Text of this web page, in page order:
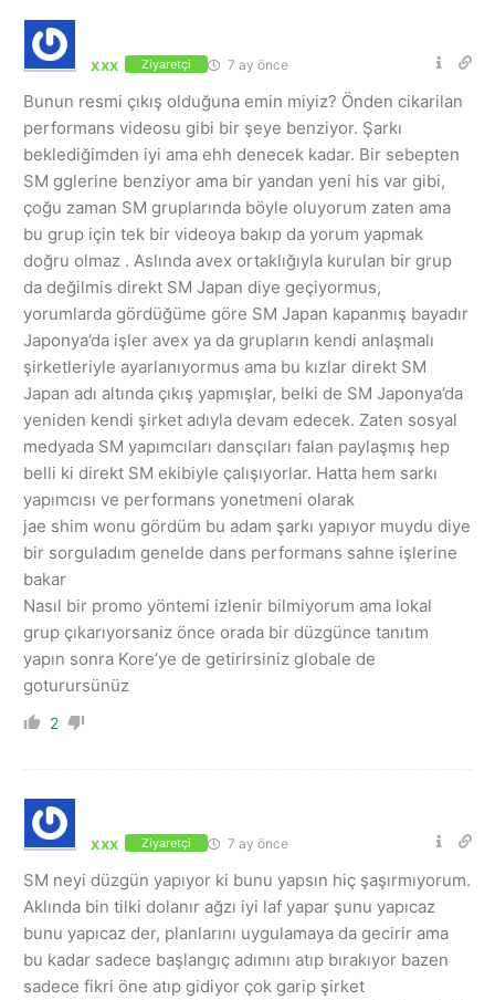
xxx Ziyaretçi 7 ay önce
Bunun resmi çıkış olduğuna emin miyiz? Önden cikarilan
performans videosu gibi bir şeye benziyor. Şarkı
beklediğimden iyi ama ehh denecek kadar. Bir sebepten
SM gglerine benziyor ama bir yandan yeni his var gibi,
çoğu zaman SM gruplarında böyle oluyorum zaten ama
bu grup için tek bir videoya bakıp da yorum yapmak
doğru olmaz . Aslında avex ortaklığıyla kurulan bir grup
da değilmis direkt SM Japan diye geçiyormus,
yorumlarda gördüğüme göre SM Japan kapanmış bayadır
Japonya’da işler avex ya da grupların kendi anlaşmalı
şirketleriyle ayarlanıyormus ama bu kızlar direkt SM
Japan adı altında çıkış yapmışlar, belki de SM Japonya’da
yeniden kendi şirket adıyla devam edecek. Zaten sosyal
medyada SM yapımcıları dansçıları falan paylaşmış hep
belli ki direkt SM ekibiyle çalışıyorlar. Hatta hem sarkı
yapımcısı ve performans yonetmeni olarak
jae shim wonu gördüm bu adam şarkı yapıyor muydu diye
bir sorguladım genelde dans performans sahne işlerine
bakar
Nasıl bir promo yöntemi izlenir bilmiyorum ama lokal
grup çıkarıyorsaniz önce orada bir düzgünce tanıtım
yapın sonra Kore’ye de getirirsiniz globale de
goturursünüz
2
xxx Ziyaretçi 7 ay önce
SM neyi düzgün yapıyor ki bunu yapsın hiç şaşırmıyorum.
Aklında bin tilki dolanır ağzı iyi laf yapar şunu yapıcaz
bunu yapıcaz der, planlarını uygulamaya da gecirir ama
bu kadar sadece başlangıç adımını atıp bırakıyor bazen
sadece fikri öne atıp gidiyor çok garip şirket